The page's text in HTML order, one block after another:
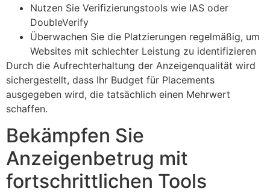
Nutzen Sie Verifizierungstools wie IAS oder
DoubleVerify
Überwachen Sie die Platzierungen regelmäßig, um
Websites mit schlechter Leistung zu identifizieren
Durch die Aufrechterhaltung der Anzeigenqualität wird
sichergestellt, dass Ihr Budget für Placements
ausgegeben wird, die tatsächlich einen Mehrwert
schaffen.
Bekämpfen Sie
Anzeigenbetrug mit
fortschrittlichen Tools